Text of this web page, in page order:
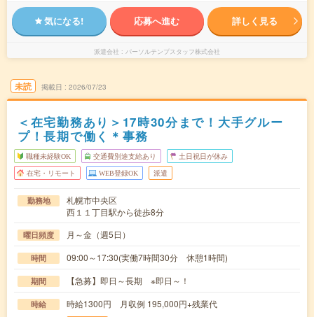
気になる! 応募へ進む 詳しく見る
派遣会社 パーソルテンプスタッフ株式会社
未読 掲載日 2026/07/23
＜在宅勤務あり＞17時30分まで！大手グルー
プ！長期で働く＊事務
職種未経験OK 交通費別途支給あり 土日祝日が休み
在宅・リモート WEB登録OK 派遣
勤務地
札幌市中央区
西１１丁目駅から徒歩8分
曜日頻度 月～金（週5日）
時間 09:00～17:30(実働7時間30分 休憩1時間)
期間 【急募】即日～長期 ※即日～！
時給 時給1300円 月収例 195,000円+残業代